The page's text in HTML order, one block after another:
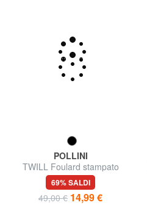
POLLINI
TWILL Foulard stampato
69% SALDI
49,00 € 14,99 €